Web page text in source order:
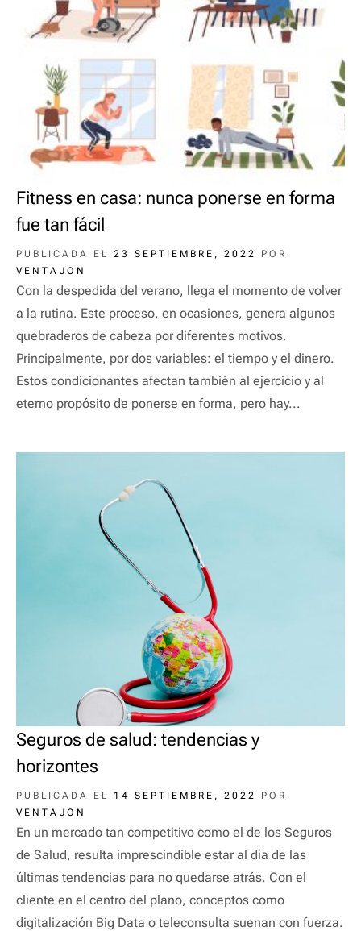
Fitness en casa: nunca ponerse en forma
fue tan fácil
PUBLICADA EL 23 SEPTIEMBRE, 2022
POR
VENTAJON
Con la despedida del verano, llega el momento de volver
a la rutina. Este proceso, en ocasiones, genera algunos
quebraderos de cabeza por diferentes motivos.
Principalmente, por dos variables: el tiempo y el dinero.
Estos condicionantes afectan también al ejercicio y al
eterno propósito de ponerse en forma, pero hay...
Seguros de salud: tendencias y
horizontes
PUBLICADA EL 14 SEPTIEMBRE, 2022
POR
VENTAJON
En un mercado tan competitivo como el de los Seguros
de Salud, resulta imprescindible estar al día de las
últimas tendencias para no quedarse atrás. Con el
cliente en el centro del plano, conceptos como
digitalización Big Data o teleconsulta suenan con fuerza.